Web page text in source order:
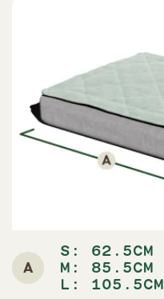
A
S: 62.5CM
M: 85.5CM
L: 105.5CM